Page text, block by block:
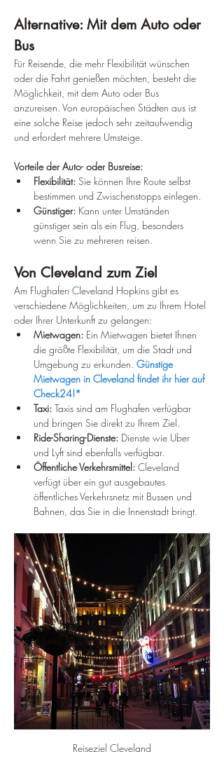
Alternative: Mit dem Auto oder
Bus
Für Reisende, die mehr Flexibilität wünschen
oder die Fahrt genießen möchten, besteht die
Möglichkeit, mit dem Auto oder Bus
anzureisen. Von europäischen Städten aus ist
eine solche Reise jedoch sehr zeitaufwendig
und erfordert mehrere Umsteige.
Vorteile der Auto- oder Busreise:
Flexibilität: Sie können Ihre Route selbst
bestimmen und Zwischenstopps einlegen.
Günstiger: Kann unter Umständen
günstiger sein als ein Flug, besonders
wenn Sie zu mehreren reisen.
Von Cleveland zum Ziel
Am Flughafen Cleveland Hopkins gibt es
verschiedene Möglichkeiten, um zu Ihrem Hotel
oder Ihrer Unterkunft zu gelangen:
Mietwagen: Ein Mietwagen bietet Ihnen
die größte Flexibilität, um die Stadt und
Umgebung zu erkunden. Günstige
Mietwagen in Cleveland findet ihr hier auf
Check24!*
Taxi: Taxis sind am Flughafen verfügbar
und bringen Sie direkt zu Ihrem Ziel.
Ride-Sharing-Dienste: Dienste wie Uber
und Lyft sind ebenfalls verfügbar.
Öffentliche Verkehrsmittel: Cleveland
verfügt über ein gut ausgebautes
öffentliches Verkehrsnetz mit Bussen und
Bahnen, das Sie in die Innenstadt bringt.
Reiseziel Cleveland